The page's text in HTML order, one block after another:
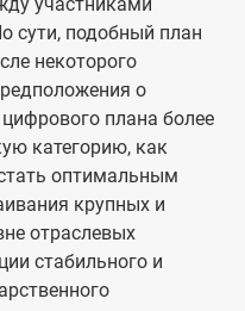
сути, подобный план
некоторого
о
плана более
категорию, как
оптимальным
крупных и
отраслевых
стабильного и